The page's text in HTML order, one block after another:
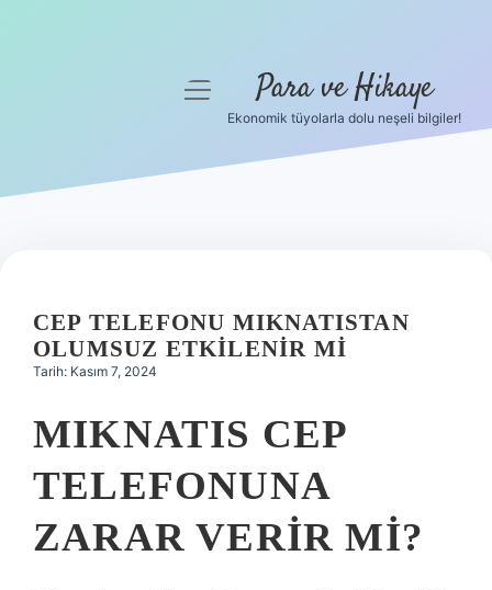
Hakkımızda
menüyü
Para ve Hikaye
Ekonomik tüyolarla dolu neşeli bilgiler!
CEP TELEFONU MIKNATISTAN
OLUMSUZ ETKILENIR MI
Tarih: Kasım 7, 2024
MIKNATIS CEP
TELEFONUNA
ZARAR VERIR MI?